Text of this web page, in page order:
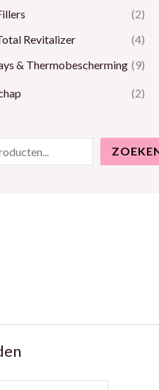
(2)
Revitalizer
(4)
& Thermobescherming (9)
(2)